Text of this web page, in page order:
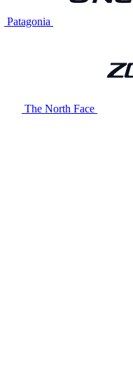
Patagonia
The North Face